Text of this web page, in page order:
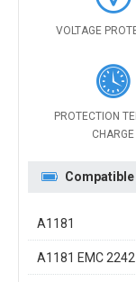
VOLTAGE
PROTECTION
CHARGE
A1181
A1181 EMC 2242